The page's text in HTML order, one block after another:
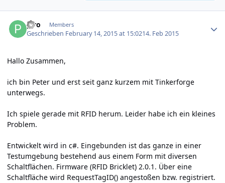
p.ro Members
Geschrieben February 14, 2015 at 15:0214. Feb 2015
Hallo Zusammen,
ich bin Peter und erst seit ganz kurzem mit Tinkerforge
unterwegs.
Ich spiele gerade mit RFID herum. Leider habe ich ein kleines
Problem.
Entwickelt wird in c#. Eingebunden ist das ganze in einer
Testumgebung bestehend aus einem Form mit diversen
Schaltflächen. Firmware (RFID Bricklet) 2.0.1. Über eine
Schaltfläche wird RequestTagID() angestoßen bzw. registriert.